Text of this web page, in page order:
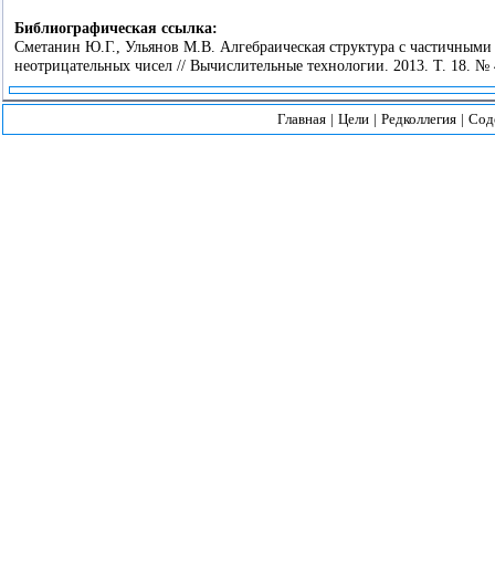
Библиографическая ссылка:
Сметанин Ю.Г., Ульянов М.В. Алгебраическая структура с
неотрицательных чисел // Вычислительные технологии. 2013. Т. 18.
Главная | Цели | Редколлегия |